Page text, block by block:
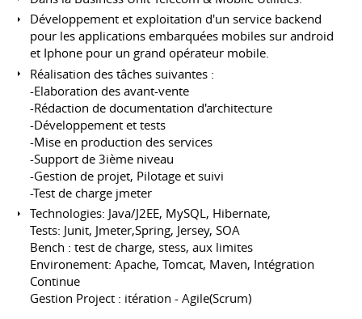
Développement et exploitation d'un service backend
pour les applications embarquées mobiles sur android
et Iphone pour un grand opérateur mobile.
Réalisation des tâches suivantes :
-Elaboration des avant-vente
-Rédaction de documentation d'architecture
-Développement et tests
-Mise en production des services
-Support de 3ième niveau
-Gestion de projet, Pilotage et suivi
-Test de charge jmeter
Technologies: Java/J2EE, MySQL, Hibernate,
Tests: Junit, Jmeter,Spring, Jersey, SOA
Bench : test de charge, stess, aux limites
Environement: Apache, Tomcat, Maven, Intégration
Continue
Gestion Project : itération - Agile(Scrum)